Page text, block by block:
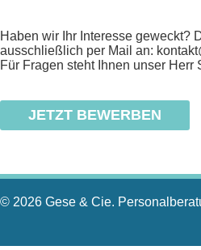
Haben wir Ihr Interesse geweckt?
ausschließlich per Mail an:
Für Fragen steht Ihnen unser
JETZT BEWERBEN
© 2026 Gese & Cie.